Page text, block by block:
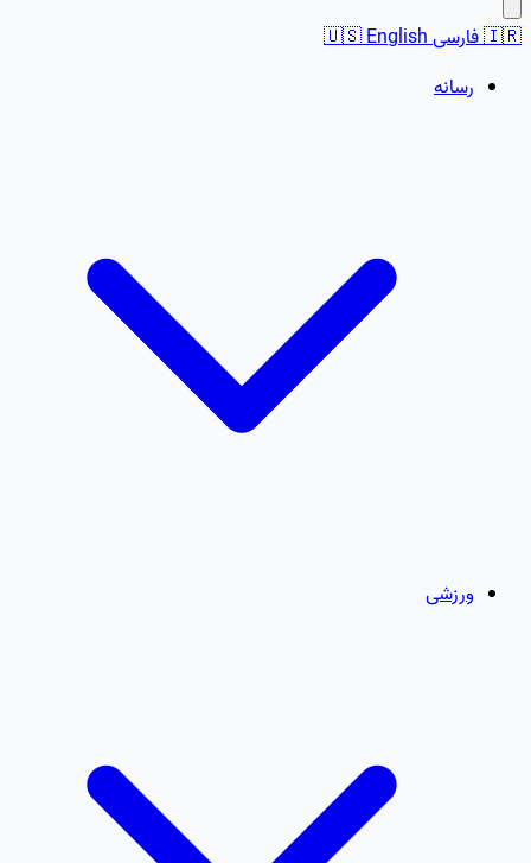
🇮🇷فارسی 🇺🇸English
رسانه
ورزشی